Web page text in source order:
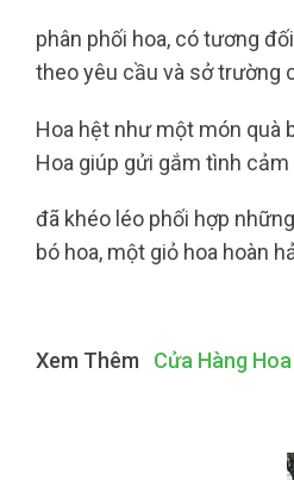
phân phối hoa, có tương
theo yêu cầu và sở trường
Hoa hệt như một món quà
Hoa giúp gửi gắm tình
đã khéo léo phối hợp
bó hoa, một giỏ hoa hoàn
Xem Thêm Cửa Hàng